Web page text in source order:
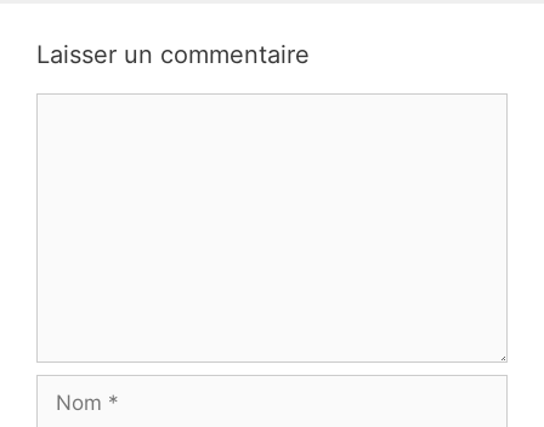
Laisser un commentaire
Nom